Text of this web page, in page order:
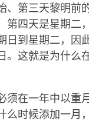
、第三天黎明前
第四天是星期二
日到星期二，因
。这就是为什么
须在一年中以重
么时候添加一月